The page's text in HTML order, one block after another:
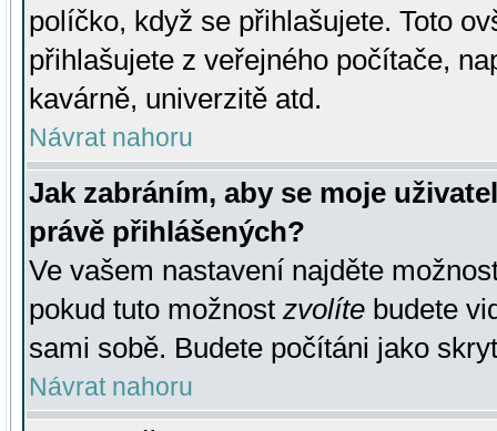
políčko, když se přihlašujete. Toto
přihlašujete z veřejného počítače,
kavárně, univerzitě atd.
Návrat nahoru
Jak zabráním, aby se moje
právě přihlášených?
Ve vašem nastavení najděte
pokud tuto možnost zvolíte budete
sami sobě. Budete počítáni jako
Návrat nahoru